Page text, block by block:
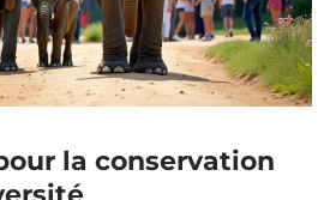
la conservation